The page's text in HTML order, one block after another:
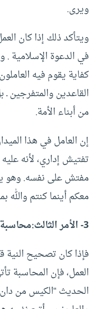
ويرى.
ويتأكد ذلك إذا كان
في الدعوة
كفاية يقوم فيه
القاعدين والمتفرجين ـ
من أبناء الأمة.
إن العامل في هذا
تفتيش إداري، لأنه
مفتش على نفسه. وهو
معكم أينما كنتم والله
3- الأمر الثالث:
فإذا كان تصحيح النية
العمل، فإن المحاسبة
الحديث “الكيس من